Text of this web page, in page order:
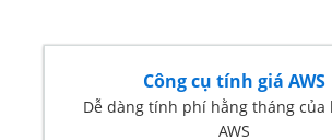
triệu sự kiện dữ liệu đầu tiên;
mỗi một triệu sự kiện)
Công cụ tính giá AWS
Dễ dàng tính phí hằng tháng của
AWS